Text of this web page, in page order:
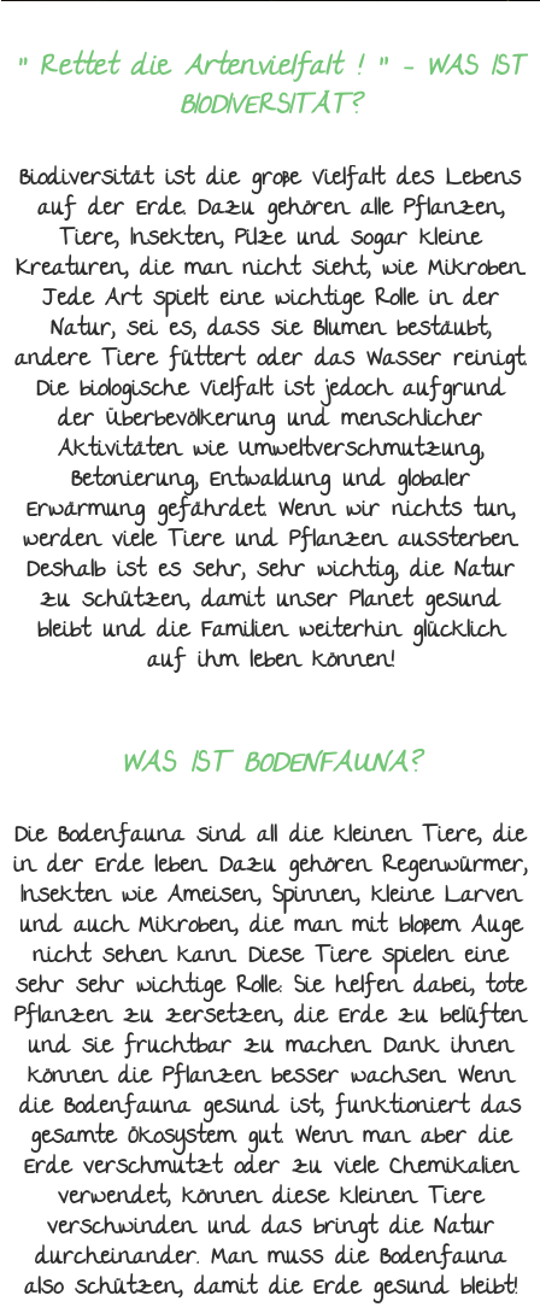
" Rettetdie Artenvielfalt ! " - WAS IST
BIODIVERSITÄT?
Biodiversität ist die große Vielfalt des Lebens
auf der Erde. Dazu gehören alle Pflanzen,
Tiere, Insekten, Pilze und sogar kleine
Kreaturen, die man nicht sieht, wie Mikroben.
Jede Art spielt eine wichtige Rolle in der
Natur, sei es, dass sie Blumen bestäubt,
andere Tiere füttert oder das Wasser reinigt.
Die biologische Vielfalt ist jedoch aufgrund
der Überbevölkerung und menschlicher
Aktivitäten wie Umweltverschmutzung,
Betonierung, Entwaldung und globaler
Erwärmung gefährdet. Wenn wir nichts tun,
werden viele Tiere und Pflanzen aussterben.
Deshalb ist es sehr, sehr wichtig, die Natur
zu schützen, damit unser Planet gesund
bleibt und die Familien weiterhin glücklich
auf ihm leben können!
WAS IST BODENFAUNA?
Die Bodenfauna sind all die kleinen Tiere, die
in der Erde leben. Dazu gehören Regenwürmer,
Insekten wie Ameisen, Spinnen, kleine Larven
und auch Mikroben, die man mit bloßem Auge
nicht sehen kann. Diese Tiere spielen eine
sehr sehr wichtige Rolle: Sie helfen dabei, tote
Pflanzen zu zersetzen, die Erde zu belüften
und sie fruchtbar zu machen. Dank ihnen
können die Pflanzen besser wachsen. Wenn
die Bodenfauna gesund ist, funktioniert das
gesamte Ökosystem gut. Wenn man aber die
Erde verschmutzt oder zu viele Chemikalien
verwendet, können diese kleinen Tiere
verschwinden und das bringt die Natur
durcheinander. Man muss die Bodenfauna
also schützen, damit die Erde gesund bleibt!